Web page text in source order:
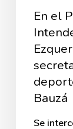
Sebastián
Bauzá
En el
Bauzá
Se